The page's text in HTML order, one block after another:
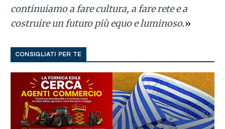
continuiamo a fare cultura, a fare rete e a
costruire un futuro più equo e luminoso.»
CONSIGLIATI PER TE